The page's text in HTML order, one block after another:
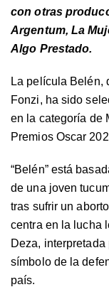
con otras
Argentum, La
Algo Prestado.
La película Belén,
Fonzi, ha sido
en la categoría de
Premios Oscar
“Belén” está
de una joven
tras sufrir un
centra en la lucha
Deza,
símbolo de la
país.